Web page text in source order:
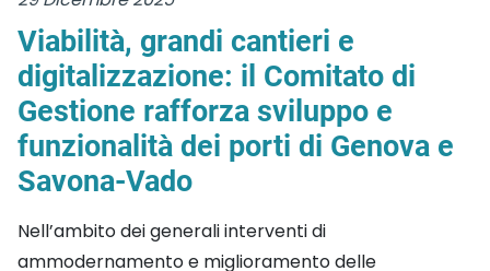
Viabilità, grandi cantieri e
digitalizzazione: il Comitato di
Gestione rafforza sviluppo e
funzionalità dei porti di Genova e
Savona-Vado
Nell’ambito dei generali interventi di
ammodernamento e miglioramento delle